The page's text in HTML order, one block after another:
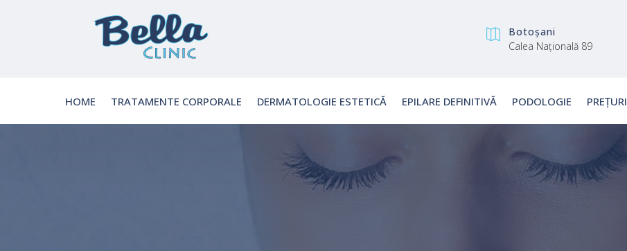

Botoșani
Calea Națională 89
HOME TRATAMENTE CORPORALE DERMATOLOGIE ESTETICĂ EPILARE DEFINITIVĂ PODOLOGIE PREȚURI